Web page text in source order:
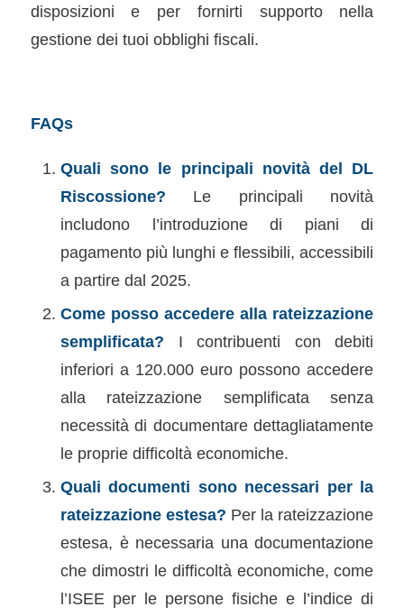
disposizioni e per fornirti supporto nella
gestione dei tuoi obblighi fiscali.
FAQs
Quali sono le principali novità del DL
Riscossione? Le principali novità
includono l’introduzione di piani di
pagamento più lunghi e flessibili, accessibili
a partire dal 2025.
Come posso accedere alla rateizzazione
semplificata? I contribuenti con debiti
inferiori a 120.000 euro possono accedere
alla rateizzazione semplificata senza
necessità di documentare dettagliatamente
le proprie difficoltà economiche.
Quali documenti sono necessari per la
rateizzazione estesa? Per la rateizzazione
estesa, è necessaria una documentazione
che dimostri le difficoltà economiche, come
l’ISEE per le persone fisiche e l’indice di